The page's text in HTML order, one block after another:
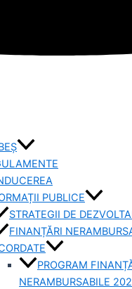
PUBLICE
STRATEGII DE
FINANȚĂRI
PROGRAM
NERAMBURSABILE